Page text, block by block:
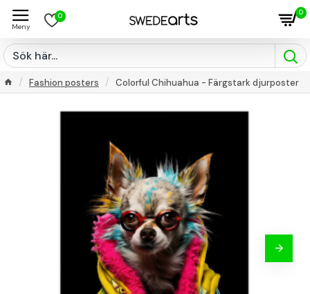
0 0
Fashion posters Colorful Chihuahua - Färgstark djurposter